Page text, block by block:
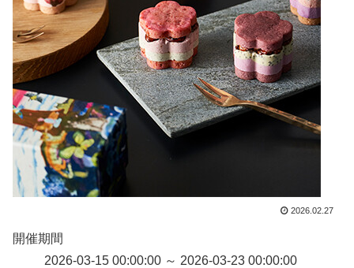
2026.02.27
開催期間
2026-03-15 00:00:00 ～ 2026-03-23 00:00:00